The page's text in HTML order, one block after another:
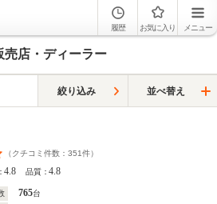
履歴 お気に入り メニュー
売店・ディーラー
絞り込み 並べ替え
（クチコミ件数： 351件）
4.8 品質：4.8
765台